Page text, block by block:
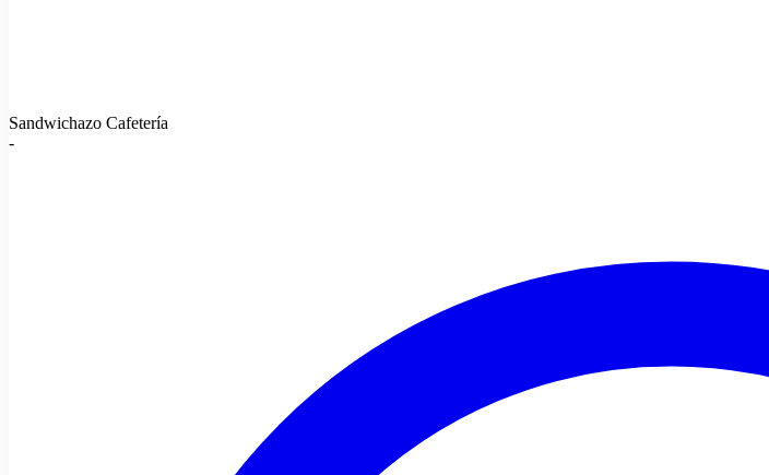
Sandwichazo Cafetería
-